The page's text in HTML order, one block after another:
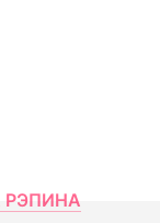
РЭПИНА